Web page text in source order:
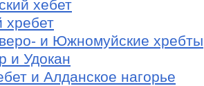
хебет
хребет
и Южномуйские хребты
и Удокан
и Алданское нагорье